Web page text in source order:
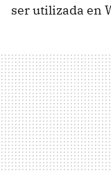
ser utilizada en